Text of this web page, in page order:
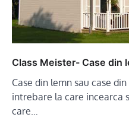
Class Meister- Case din
Case din lemn sau case
intrebare la care incearca
care…